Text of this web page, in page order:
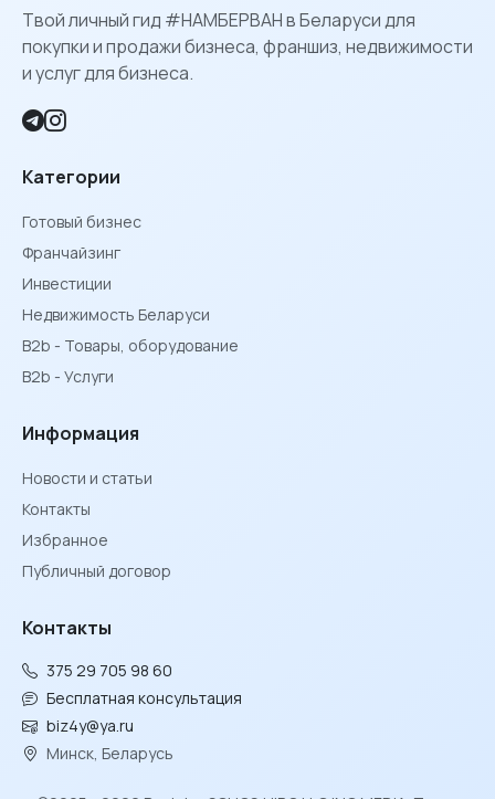
Твой личный гид #НАМБЕРВАН в Беларуси для
покупки и продажи бизнеса, франшиз, недвижимости
и услуг для бизнеса.
Категории
Готовый бизнес
Франчайзинг
Инвестиции
Недвижимость Беларуси
B2b - Товары, оборудование
B2b - Услуги
Информация
Новости и статьи
Контакты
Избранное
Публичный договор
Контакты
375 29 705 98 60
Бесплатная консультация
biz4y@ya.ru
Минск, Беларусь